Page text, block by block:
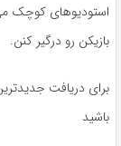
استودیوهای کوچک
بازیکن رو درگیر کنن.
برای دریافت
باشید